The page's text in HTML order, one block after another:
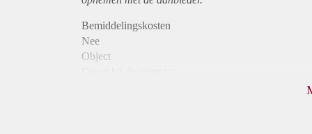
Bemiddelingskosten
Nee
Object